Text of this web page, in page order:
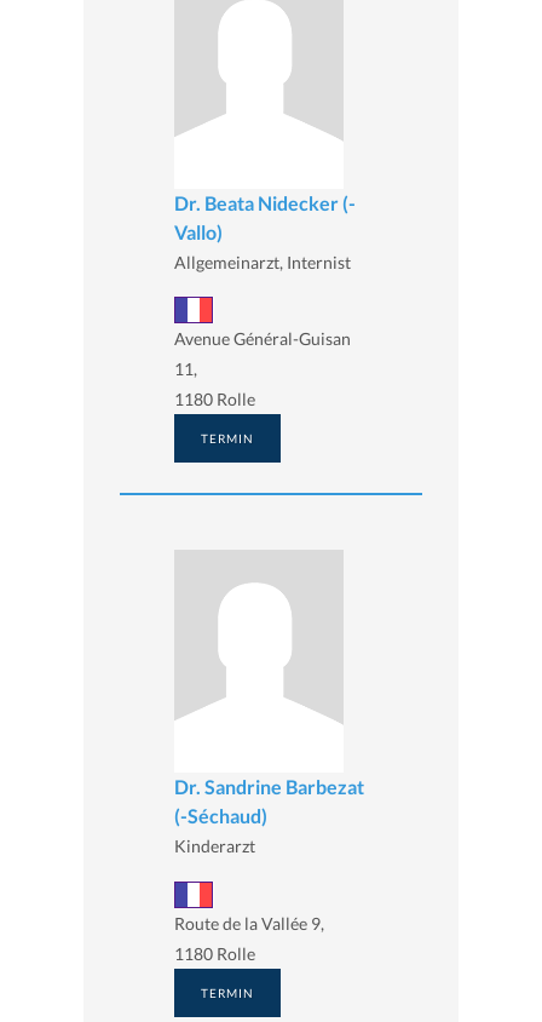
Dr. Beata Nidecker (-
Vallo)
Allgemeinarzt, Internist
Avenue Général-Guisan
11,
1180 Rolle
TERMIN
Dr. Sandrine Barbezat
(-Séchaud)
Kinderarzt
Route de la Vallée 9,
1180 Rolle
TERMIN